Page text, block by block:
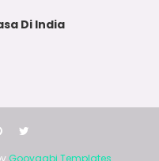
Di India
Gooyaabi Templates